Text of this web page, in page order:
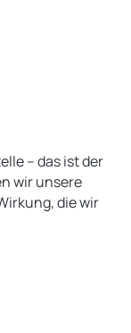
– das ist der
wir unsere
die wir